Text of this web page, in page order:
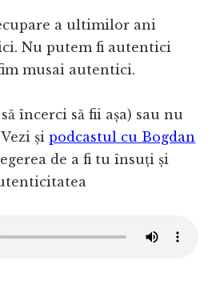
a ultimilor ani
Nu putem fi autentici
musai autentici.
încerci să fii așa) sau nu
șipodcastul cu Bogdan
de a fi tu însuți și